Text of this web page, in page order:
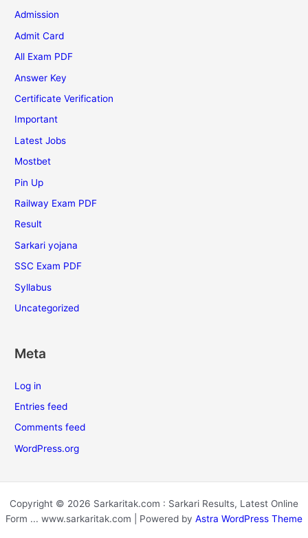
Admission
Admit Card
All Exam PDF
Answer Key
Certificate Verification
Important
Latest Jobs
Mostbet
Pin Up
Railway Exam PDF
Result
Sarkari yojana
SSC Exam PDF
Syllabus
Uncategorized
Meta
Log in
Entries feed
Comments feed
WordPress.org
Copyright © 2026 Sarkaritak.com : Sarkari Results, Latest Online
Form ... www.sarkaritak.com | Powered by Astra WordPress Theme